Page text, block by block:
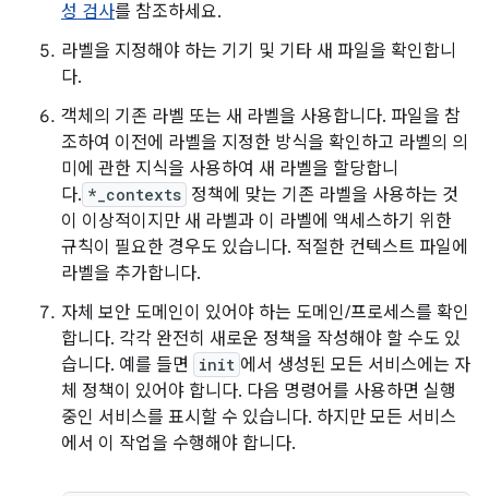
성 검사를 참조하세요.
라벨을 지정해야 하는 기기 및 기타 새 파일을 확인합니
다.
객체의 기존 라벨 또는 새 라벨을 사용합니다. 파일을 참
조하여 이전에 라벨을 지정한 방식을 확인하고 라벨의 의
미에 관한 지식을 사용하여 새 라벨을 할당합니
다. *_contexts 정책에 맞는 기존 라벨을 사용하는 것
이 이상적이지만 새 라벨과 이 라벨에 액세스하기 위한
규칙이 필요한 경우도 있습니다. 적절한 컨텍스트 파일에
라벨을 추가합니다.
자체 보안 도메인이 있어야 하는 도메인/프로세스를 확인
합니다. 각각 완전히 새로운 정책을 작성해야 할 수도 있
습니다. 예를 들면
init 에서 생성된 모든 서비스에는 자
체 정책이 있어야 합니다. 다음 명령어를 사용하면 실행
중인 서비스를 표시할 수 있습니다. 하지만 모든 서비스
에서 이 작업을 수행해야 합니다.